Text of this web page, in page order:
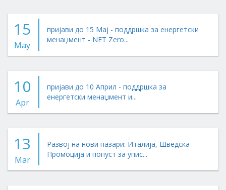
15
May
пријави до 15 Мај - поддршка за енергетски
менаџмент - NET Zero...
10
Apr
пријави до 10 Април - поддршка за
енергетски менаџмент и...
13
Mar
Развој на нови пазари: Италија, Шведска -
Промоција и попуст за упис...